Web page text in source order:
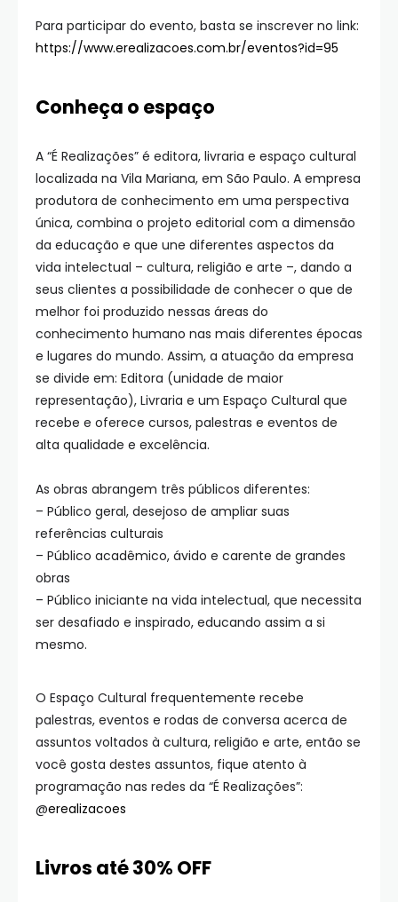
Para participar do evento, basta se inscrever no link:
https://www.erealizacoes.com.br/eventos?id=95
Conheça o espaço
A “É Realizações” é editora, livraria e espaço cultural
localizada na Vila Mariana, em São Paulo. A empresa
produtora de conhecimento em uma perspectiva
única, combina o projeto editorial com a dimensão
da educação e que une diferentes aspectos da
vida intelectual – cultura, religião e arte –, dando a
seus clientes a possibilidade de conhecer o que de
melhor foi produzido nessas áreas do
conhecimento humano nas mais diferentes épocas
e lugares do mundo. Assim, a atuação da empresa
se divide em: Editora (unidade de maior
representação), Livraria e um Espaço Cultural que
recebe e oferece cursos, palestras e eventos de
alta qualidade e excelência.
As obras abrangem três públicos diferentes:
– Público geral, desejoso de ampliar suas
referências culturais
– Público acadêmico, ávido e carente de grandes
obras
– Público iniciante na vida intelectual, que necessita
ser desafiado e inspirado, educando assim a si
mesmo.
O Espaço Cultural frequentemente recebe
palestras, eventos e rodas de conversa acerca de
assuntos voltados à cultura, religião e arte, então se
você gosta destes assuntos, fique atento à
programação nas redes da “É Realizações”:
@erealizacoes
Livros até 30% OFF